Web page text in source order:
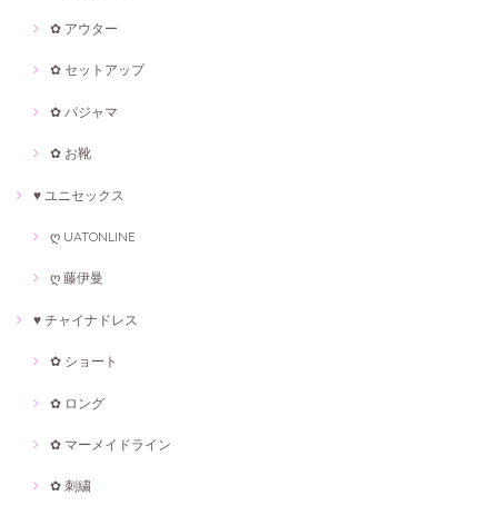
✿ アウター
✿ セットアップ
✿ パジャマ
✿ お靴
♥ ユニセックス
ღ UATONLINE
ღ 藤伊曼
♥ チャイナドレス
✿ ショート
✿ ロング
✿ マーメイドライン
✿ 刺繍